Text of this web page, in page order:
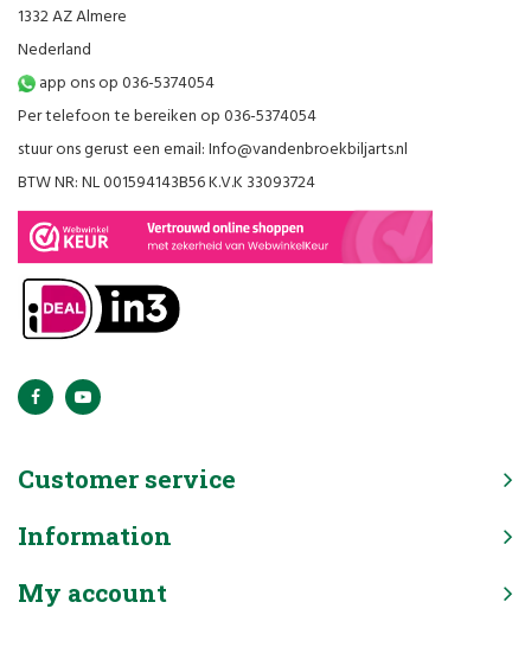
1332 AZ Almere
Nederland
app ons op 036-5374054
Per telefoon te bereiken op 036-5374054
stuur ons gerust een email:Info@vandenbroekbiljarts.nl
BTW NR: NL 001594143B56 K.V.K 33093724
Customer service
Information
My account